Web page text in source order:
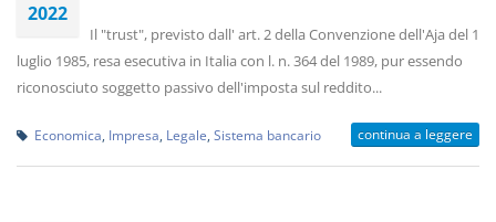
2022
Il "trust", previsto dall' art. 2 della Convenzione dell'Aja del 1
luglio 1985, resa esecutiva in Italia con l. n. 364 del 1989, pur essendo
riconosciuto soggetto passivo dell'imposta sul reddito...
Economica Impresa Legale Sistema bancario continua a leggere